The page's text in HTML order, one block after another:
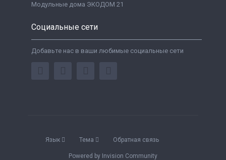
Модульные дома ЭКОДОМ 21
Социальные сети
Добавьте нас в ваши любимые социальные сети
Язык Тема Обратная связь
Powered by Invision Community